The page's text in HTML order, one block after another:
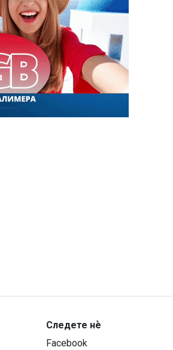
Следете нѐ
Facebook